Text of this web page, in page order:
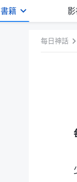
書籍
每日神話